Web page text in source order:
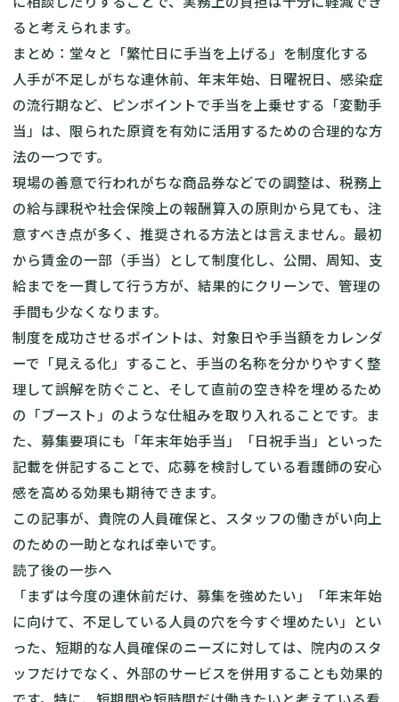
ると考えられます。
まとめ：堂々と「繁忙日に手当を上げる」を制度化する
人手が不足しがちな連休前、年末年始、日曜祝日、感染症
の流行期など、ピンポイントで手当を上乗せする「変動手
当」は、限られた原資を有効に活用するための合理的な方
法の一つです。
現場の善意で行われがちな商品券などでの調整は、税務上
の給与課税や社会保険上の報酬算入の原則から見ても、注
意すべき点が多く、推奨される方法とは言えません。最初
から賃金の一部（手当）として制度化し、公開、周知、支
給までを一貫して行う方が、結果的にクリーンで、管理の
手間も少なくなります。
制度を成功させるポイントは、対象日や手当額をカレンダ
ーで「見える化」すること、手当の名称を分かりやすく整
理して誤解を防ぐこと、そして直前の空き枠を埋めるため
の「ブースト」のような仕組みを取り入れることです。ま
た、募集要項にも「年末年始手当」「日祝手当」といった
記載を併記することで、応募を検討している看護師の安心
感を高める効果も期待できます。
この記事が、貴院の人員確保と、スタッフの働きがい向上
のための一助となれば幸いです。
読了後の一歩へ
「まずは今度の連休前だけ、募集を強めたい」「年末年始
に向けて、不足している人員の穴を今すぐ埋めたい」とい
った、短期的な人員確保のニーズに対しては、院内のスタ
ッフだけでなく、外部のサービスを併用することも効果的